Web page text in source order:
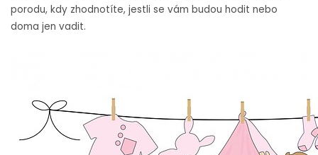
porodu, kdy zhodnotíte, jestli se vám budou hodit nebo
doma jen vadit.